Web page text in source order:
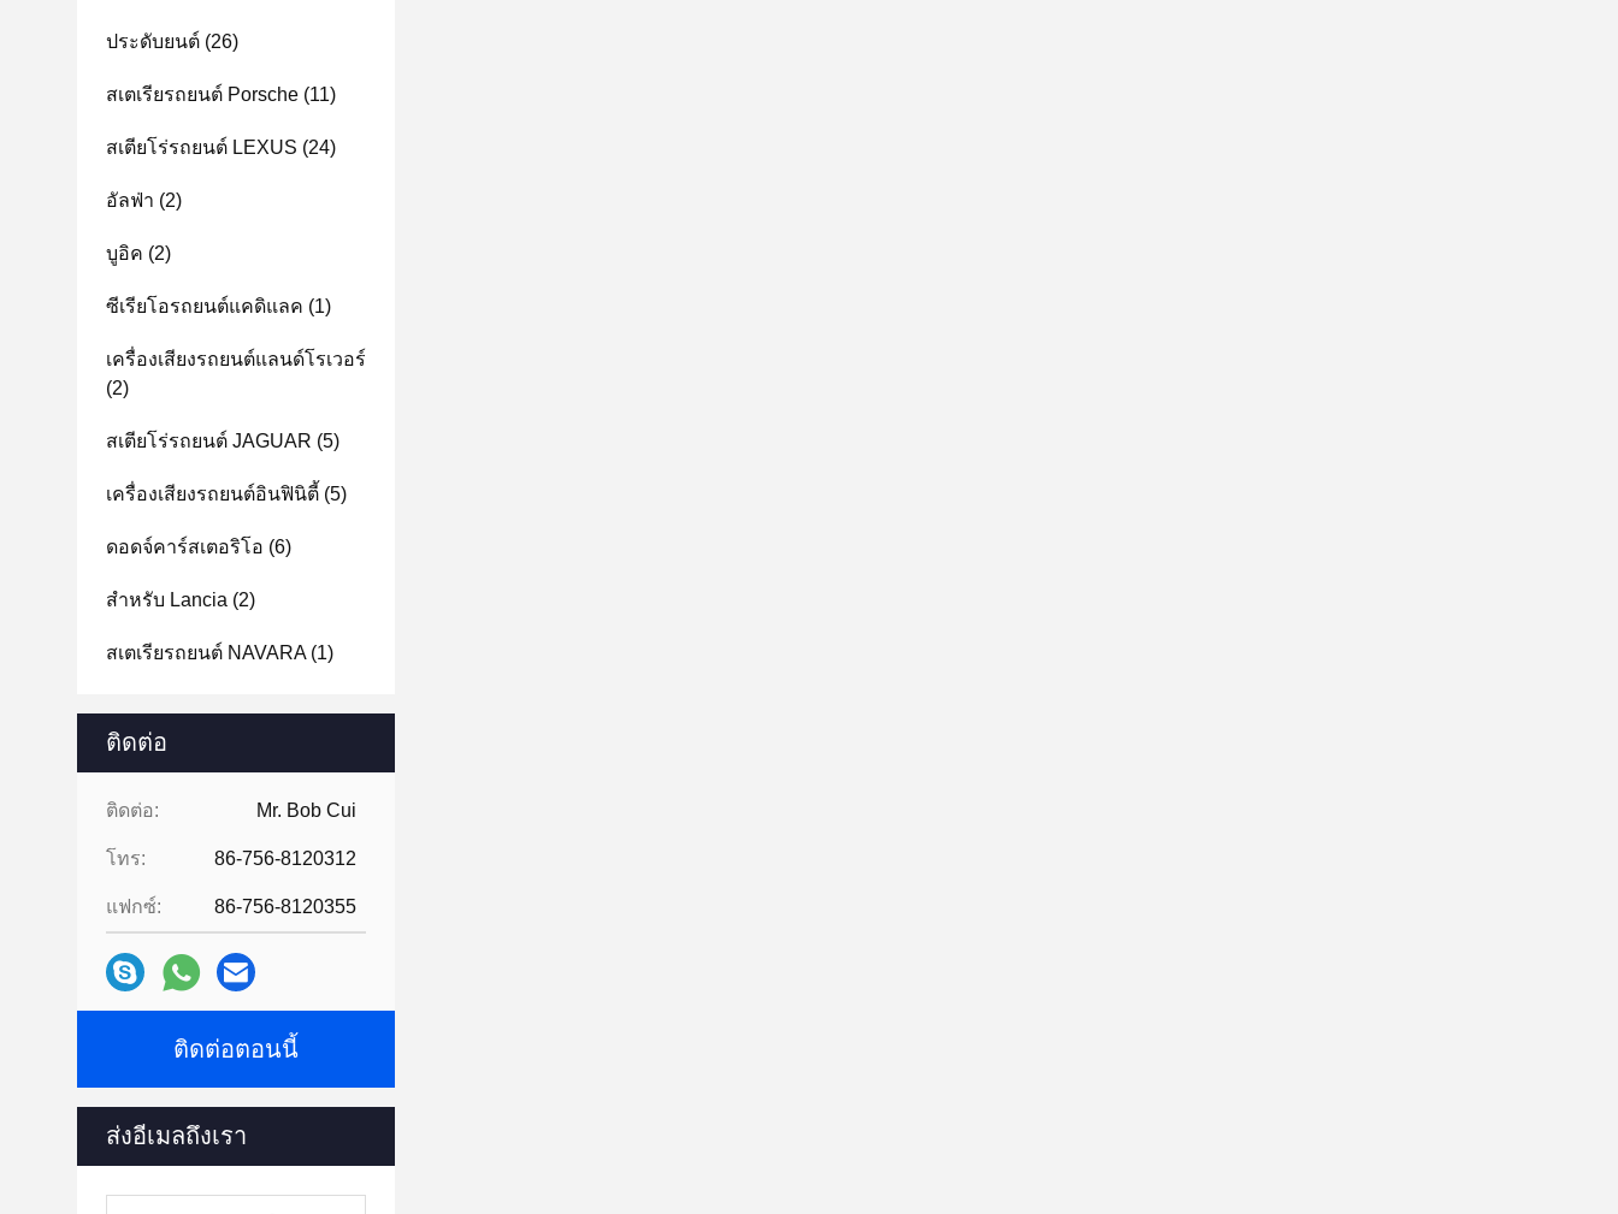
ประดับยนต์ (26)
สเตเรียรถยนต์ Porsche (11)
สเตียโร่รถยนต์ LEXUS (24)
อัลฟ่า (2)
บูอิค (2)
ซีเรียโอรถยนต์แคดิแลค (1)
เครื่องเสียงรถยนต์แลนด์โรเวอร์
(2)
สเตียโร่รถยนต์ JAGUAR (5)
เครื่องเสียงรถยนต์อินฟินิตี้ (5)
ดอดจ์คาร์สเตอริโอ (6)
สําหรับ Lancia (2)
สเตเรียรถยนต์ NAVARA(1)
ติดต่อ
ติดต่อ: Mr. Bob Cui
โทร: 86-756-8120312
แฟกซ์: 86-756-8120355
ติดต่อตอนนี้
ส่งอีเมลถึงเรา